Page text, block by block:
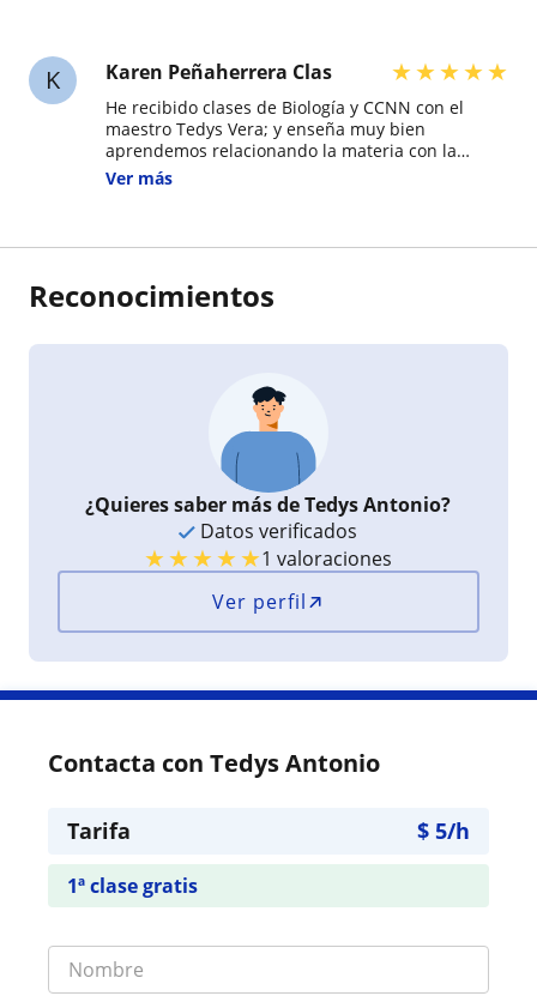
K Karen Peñaherrera Clas ★★★★★
He recibido clases de Biología y CCNN con el
maestro Tedys Vera; y enseña muy bien
aprendemos relacionando la materia con la
naturaleza y con ejemplos reales... Haciendo
Ver más
Reconocimientos
¿Quieres saber más de Tedys Antonio?
Datos verificados
★★★★★1 valoraciones
Ver perfil
Contacta con Tedys Antonio
Tarifa $ 5/h
1ª clase gratis